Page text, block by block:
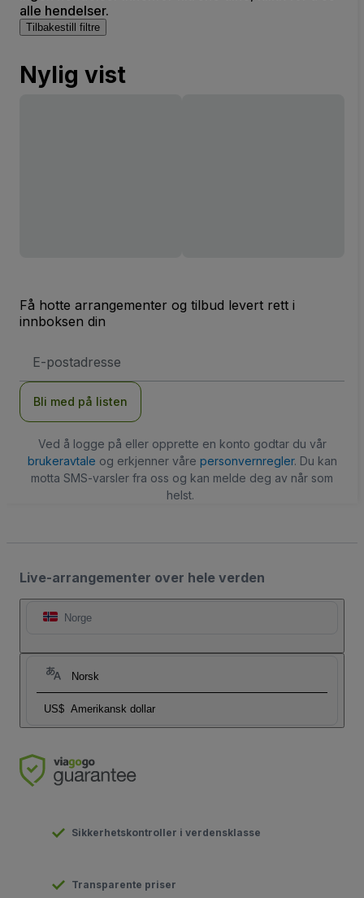
alle hendelser.
Tilbakestill filtre
Nylig vist
Få hotte arrangementer og tilbud levert rett i
innboksen din
postadresse
Bli med på listen
Ved å logge på eller opprette en konto godtar du vår
brukeravtale og erkjenner våre personvernregler. Du kan
motta SMS-varsler fra oss og kan melde deg av når som
helst.
Live-arrangementer over hele verden
Norge
Norsk
US$ Amerikansk dollar
Sikkerhetskontroller i verdensklasse
Transparente priser